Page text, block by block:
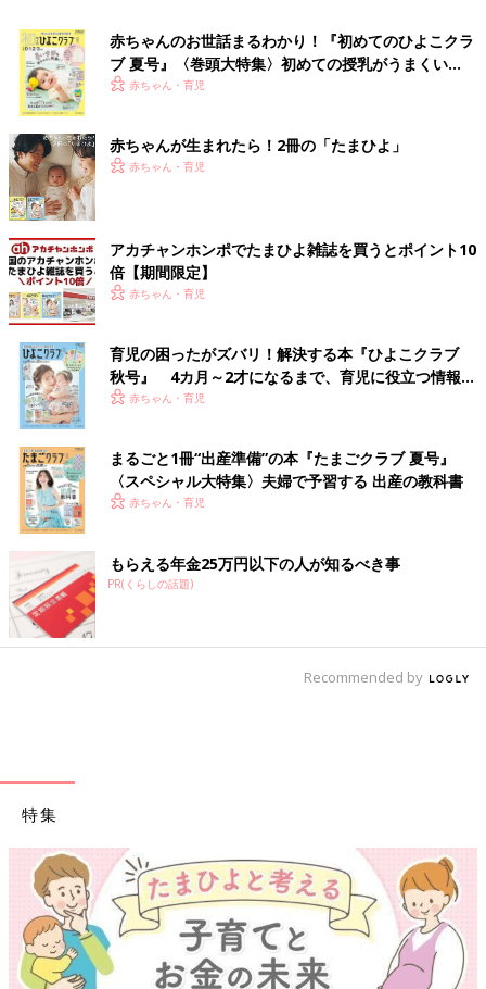
赤ちゃんのお世話まるわかり！『初めてのひよこクラ
ブ 夏号』〈巻頭大特集〉初めての授乳がうまくい
く！ おっぱい・ミルクの基本と夏のトラブル 解決テ
赤ちゃん・育児
赤ちゃんが生まれたら！2冊の「たまひよ」
赤ちゃん・育児
アカチャンホンポでたまひよ雑誌を買うとポイント10
倍【期間限定】
赤ちゃん・育児
育児の困ったがズバリ！解決する本『ひよこクラブ
秋号』 4カ月～2才になるまで、育児に役立つ情報が
いっぱい！
赤ちゃん・育児
まるごと1冊“出産準備”の本『たまごクラブ 夏号』
〈スペシャル大特集〉夫婦で予習する 出産の教科書
赤ちゃん・育児
もらえる年金25万円以下の人が知るべき事
PR(くらしの話題)
Recommended by
特集